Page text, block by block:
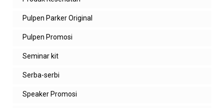
Pulpen Parker Original
Pulpen Promosi
Seminar kit
Serba-serbi
Speaker Promosi